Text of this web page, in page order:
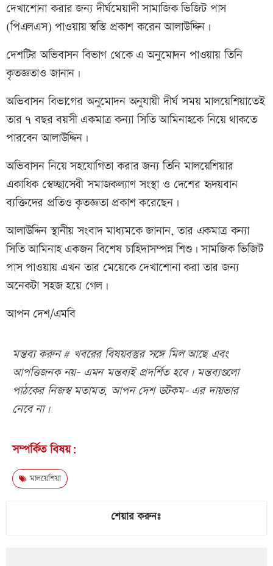
দেখাশোনা করার জন্য দীর্ঘমেয়াদী সামাজিক ভিজিট পাস
(পিএলএস) পাওয়ায় স্বস্তি প্রকাশ করেন আলাউদ্দিন।
দেশটির অভিবাসন বিভাগ থেকে এ অনুমোদন পাওয়ায় তিনি
কৃতজ্ঞতাও জানান।
অভিবাসন বিভাগের অনুমোদন অনুযায়ী দীর্ঘ সময় মালয়েশিয়াতেই
তার ৭ বছর বয়সী একমাত্র কন্যা সিতি আমিনাহকে নিয়ে থাকতে
পারবেন আলাউদ্দিন।
অভিবাসন নিয়ে সহযোগিতা করার জন্য তিনি মালয়েশিয়ার
একাধিক স্বেচ্ছাসেবী সমাজকল্যাণ সংস্থা ও দেশের হৃদয়বান
ব্যক্তিদের প্রতিও কৃতজ্ঞতা প্রকাশ করেছেন।
আলাউদ্দিন স্থানীয় সংবাদ মাধ্যমকে জানান, তার একমাত্র কন্যা
সিতি আমিনাহ একজন বিশেষ চাহিদাসম্পন্ন শিশু। সামজিক ভিজিট
পাস পাওয়ায় এখন তার মেয়েকে দেখাশোনা করা তার জন্য
অনেকটা সহজ হয়ে গেল।
আপন দেশ/এমবি
মন্তব্য করুন # খবরের বিষয়বস্তুর সঙ্গে মিল আছে এবং
আপত্তিজনক নয়- এমন মন্তব্যই প্রদর্শিত হবে। মন্তব্যগুলো
পাঠকের নিজস্ব মতামত, আপন দেশ ডটকম- এর দায়ভার
নেবে না।
সম্পর্কিত বিষয়:
মালয়েশিয়া
শেয়ার করুনঃ